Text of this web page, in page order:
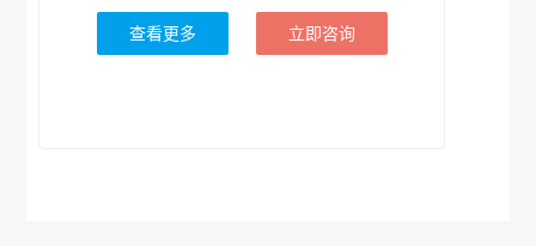
查看更多 立即咨询